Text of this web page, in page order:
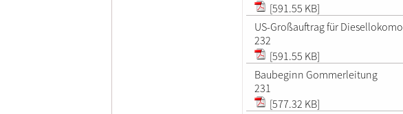
[591.55 KB]
US-Großauftrag für
232
[591.55 KB]
Baubeginn Gommerleitung
231
[577.32 KB]